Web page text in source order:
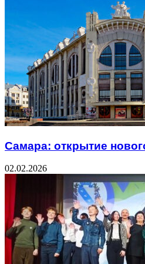
Самара: открытие
02.02.2026